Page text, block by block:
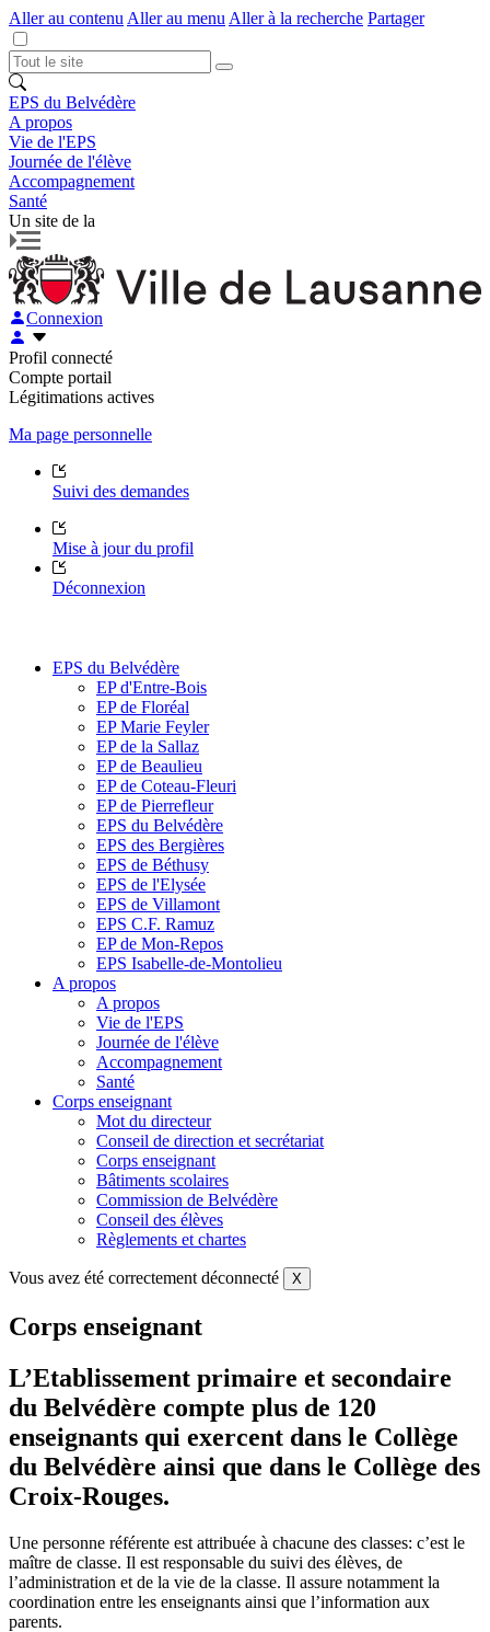
Aller au contenu Aller au menu Aller à la recherche Partager
EPS du Belvédère
A propos
Vie de l'EPS
Journée de l'élève
Accompagnement
Santé
Un site de la
Connexion
Profil connecté
Compte portail
Légitimations actives
Ma page personnelle
Suivi des demandes
Mise à jour du profil
Déconnexion
EPS du Belvédère
EP d'Entre-Bois
EP de Floréal
EP Marie Feyler
EP de la Sallaz
EP de Beaulieu
EP de Coteau-Fleuri
EP de Pierrefleur
EPS du Belvédère
EPS des Bergières
EPS de Béthusy
EPS de l'Elysée
EPS de Villamont
EPS C.F. Ramuz
EP de Mon-Repos
EPS Isabelle-de-Montolieu
A propos
A propos
Vie de l'EPS
Journée de l'élève
Accompagnement
Santé
Corps enseignant
Mot du directeur
Conseil de direction et secrétariat
Corps enseignant
Bâtiments scolaires
Commission de Belvédère
Conseil des élèves
Règlements et chartes
Vous avez été correctement déconnecté X
Corps enseignant
L’Etablissement primaire et secondaire
du Belvédère compte plus de 120
enseignants qui exercent dans le Collège
du Belvédère ainsi que dans le Collège des
Croix-Rouges.
Une personne référente est attribuée à chacune des classes: c’est le
maître de classe. Il est responsable du suivi des élèves, de
l’administration et de la vie de la classe. Il assure notamment la
coordination entre les enseignants ainsi que l’information aux
parents.